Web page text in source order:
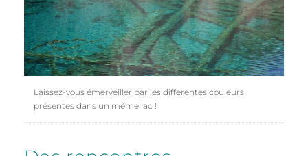
Laissez-vous émerveiller par les différentes couleurs
présentes dans un même lac !